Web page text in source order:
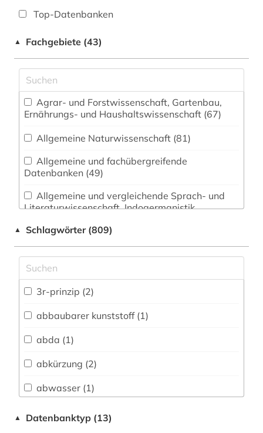
Top-Datenbanken
▲ Fachgebiete (43)
Ernährungs- und Haushaltswissenschaft (67)
Allgemeine Naturwissenschaft (81)
Datenbanken (49)
Literaturwissenschaft. Indogermanistik.
Anglistik. Amerikanistik (10)
(66)
▲ Schlagwörter (809)
3r-prinzip (2)
abbaubarer kunststoff (1)
abda (1)
abkürzung (2)
abwasser (1)
adressbuch (1)
▲ Datenbanktyp (13)